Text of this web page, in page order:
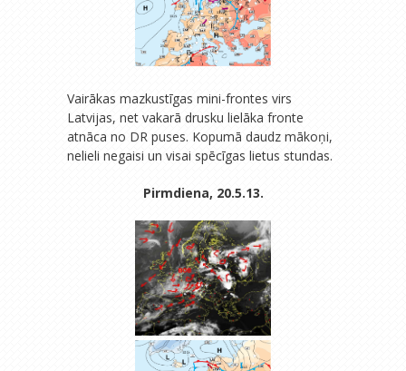
Vairākas mazkustīgas mini-frontes virs
Latvijas, net vakarā drusku lielāka fronte
atnāca no DR puses. Kopumā daudz mākoņi,
nelieli negaisi un visai spēcīgas lietus stundas.
Pirmdiena, 20.5.13.